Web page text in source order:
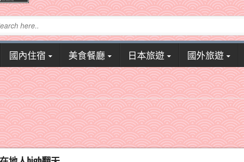
國內住宿 美食餐廳 日本旅遊 國外旅遊